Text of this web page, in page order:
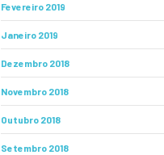
Fevereiro 2019
Janeiro 2019
Dezembro 2018
Novembro 2018
Outubro 2018
Setembro 2018